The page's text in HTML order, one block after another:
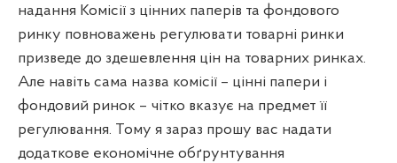
надання Комісії з цінних паперів та фондового
ринку повноважень регулювати товарні ринки
призведе до здешевлення цін на товарних ринках.
Але навіть сама назва комісії – цінні папери і
фондовий ринок – чітко вказує на предмет її
регулювання. Тому я зараз прошу вас надати
додаткове економічне обґрунтування